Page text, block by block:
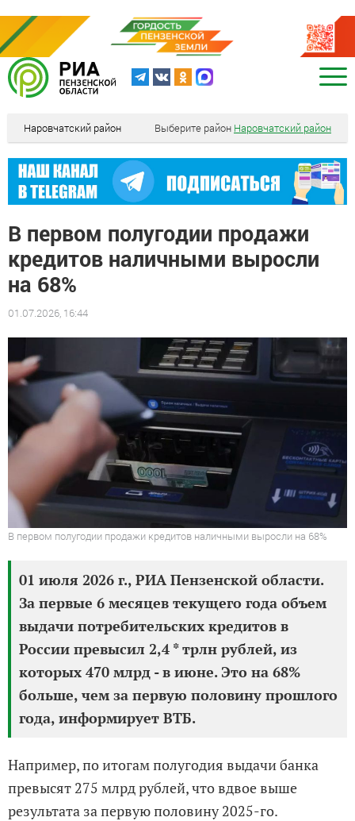
Наровчатский район Выберите район Наровчатский район
В первом полугодии продажи
кредитов наличными выросли
на 68%
01.07.2026, 16:44
В первом полугодии продажи кредитов наличными выросли на 68%
01 июля 2026 г., РИА Пензенской области.
За первые 6 месяцев текущего года объем
выдачи потребительских кредитов в
России превысил 2,4 * трлн рублей, из
которых 470 млрд - в июне. Это на 68%
больше, чем за первую половину прошлого
года, информирует ВТБ.
Например, по итогам полугодия выдачи банка
превысят 275 млрд рублей, что вдвое выше
результата за первую половину 2025-го.